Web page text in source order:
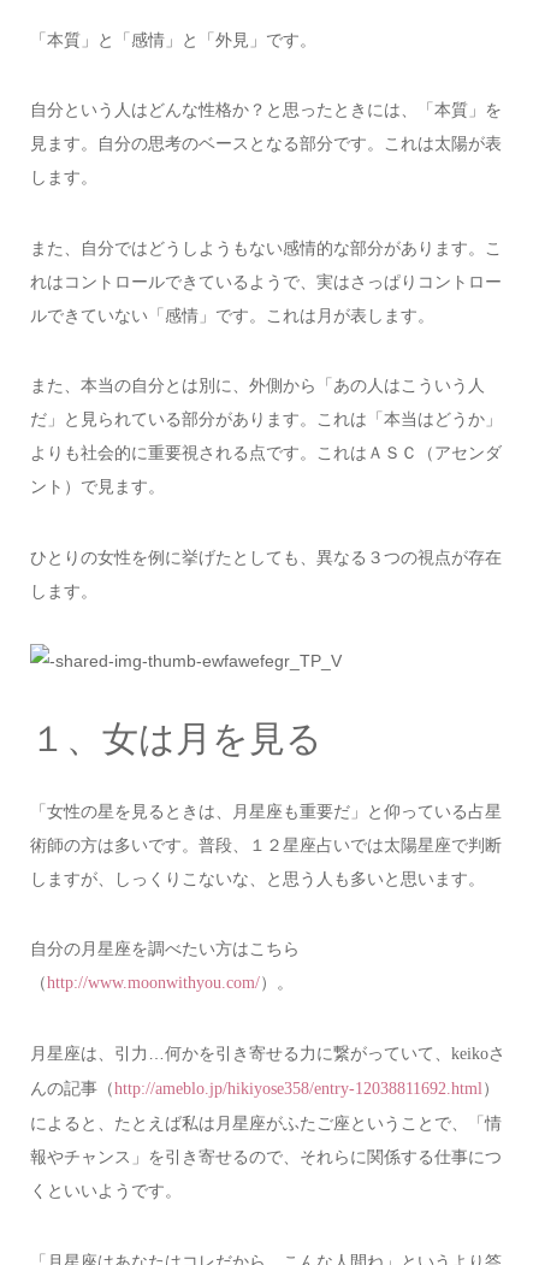
「本質」と「感情」と「外見」です。
自分という人はどんな性格か？と思ったときには、「本質」を
見ます。自分の思考のベースとなる部分です。これは太陽が表
します。
また、自分ではどうしようもない感情的な部分があります。こ
れはコントロールできているようで、実はさっぱりコントロー
ルできていない「感情」です。これは月が表します。
また、本当の自分とは別に、外側から「あの人はこういう人
だ」と見られている部分があります。これは「本当はどうか」
よりも社会的に重要視される点です。これはＡＳＣ（アセンダ
ント）で見ます。
ひとりの女性を例に挙げたとしても、異なる３つの視点が存在
します。
１、女は月を見る
「女性の星を見るときは、月星座も重要だ」と仰っている占星
術師の方は多いです。普段、１２星座占いでは太陽星座で判断
しますが、しっくりこないな、と思う人も多いと思います。
自分の月星座を調べたい方はこちら
（http://www.moonwithyou.com/）。
月星座は、引力…何かを引き寄せる力に繋がっていて、 keikoさ
んの記事（http://ameblo.jp/hikiyose358/entry-12038811692.html）
によると、たとえば私は月星座がふたご座ということで、「情
報やチャンス」を引き寄せるので、それらに関係する仕事につ
くといいようです。
「月星座はあなたはコレだから、こんな人間ね」というより答